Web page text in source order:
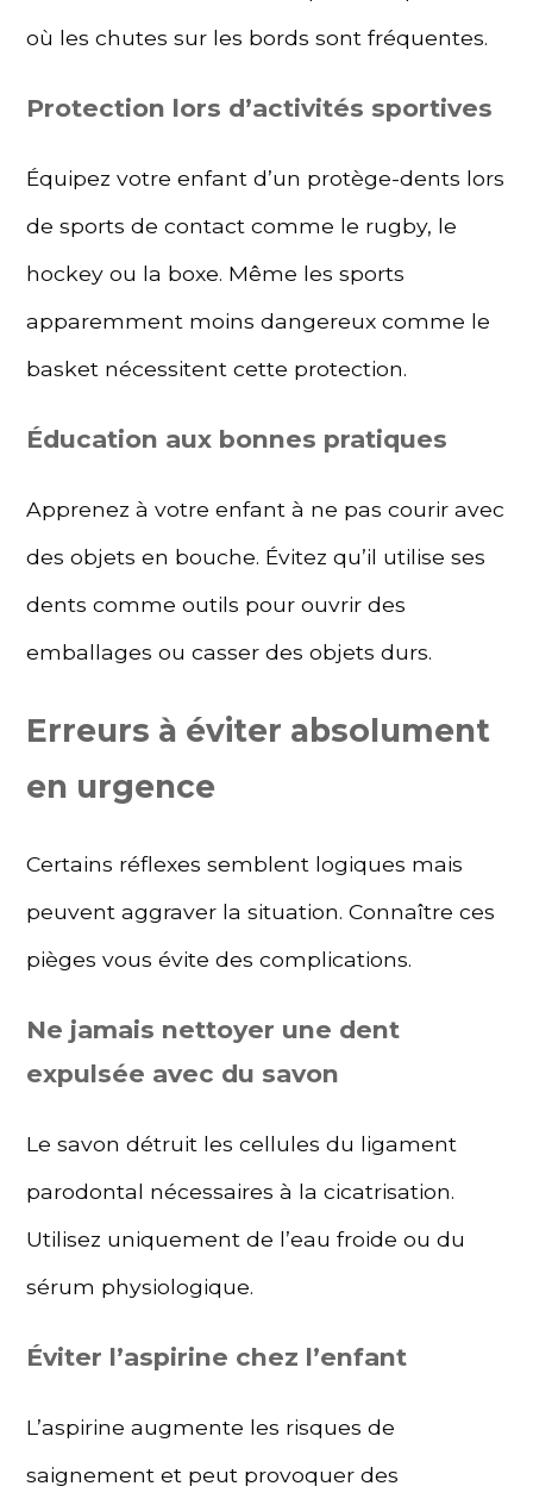
où les chutes sur les bords sont fréquentes.
Protection lors d’activités sportives
Équipez votre enfant d’un protège-dents lors
de sports de contact comme le rugby, le
hockey ou la boxe. Même les sports
apparemment moins dangereux comme le
basket nécessitent cette protection.
Éducation aux bonnes pratiques
Apprenez à votre enfant à ne pas courir avec
des objets en bouche. Évitez qu’il utilise ses
dents comme outils pour ouvrir des
emballages ou casser des objets durs.
Erreurs à éviter absolument
en urgence
Certains réflexes semblent logiques mais
peuvent aggraver la situation. Connaître ces
pièges vous évite des complications.
Ne jamais nettoyer une dent
expulsée avec du savon
Le savon détruit les cellules du ligament
parodontal nécessaires à la cicatrisation.
Utilisez uniquement de l’eau froide ou du
sérum physiologique.
Éviter l’aspirine chez l’enfant
L’aspirine augmente les risques de
saignement et peut provoquer des